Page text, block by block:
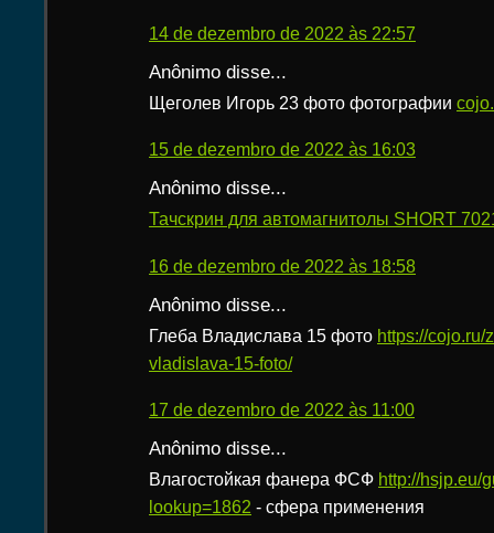
14 de dezembro de 2022 às 22:57
Anônimo disse...
Щеголев Игорь 23 фото фотографии
15 de dezembro de 2022 às 16:03
Anônimo disse...
Тачскрин для автомагнитолы SHORT
16 de dezembro de 2022 às 18:58
Anônimo disse...
Глеба Владислава 15 фото https://cojo.ru/
vladislava-15-foto/
17 de dezembro de 2022 às 11:00
Anônimo disse...
Влагостойкая фанера ФСФ http://hsjp.eu/
lookup=1862 - сфера применения